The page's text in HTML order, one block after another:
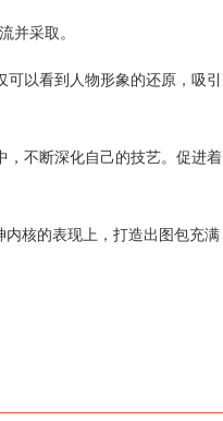
并采取。
以看到人物形象的还原，吸引
，不断深化自己的技艺。促进着
核的表现上，打造出图包充满